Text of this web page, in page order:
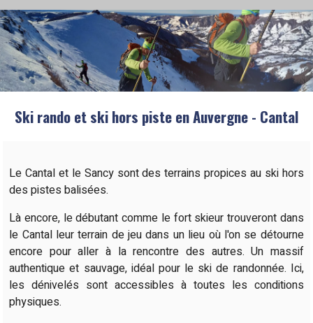
Ski rando et ski hors piste en Auvergne - Cantal
Le Cantal et le Sancy sont des terrains propices au ski hors
des pistes balisées.
Là encore, le débutant comme le fort skieur trouveront dans
le Cantal leur terrain de jeu dans un lieu où l'on se détourne
encore pour aller à la rencontre des autres. Un massif
authentique et sauvage, idéal pour le ski de randonnée. Ici,
les dénivelés sont accessibles à toutes les conditions
physiques.